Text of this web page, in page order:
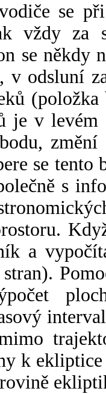
se
vždy za
se někdy
odsluní
je v
se tento
s
a
k